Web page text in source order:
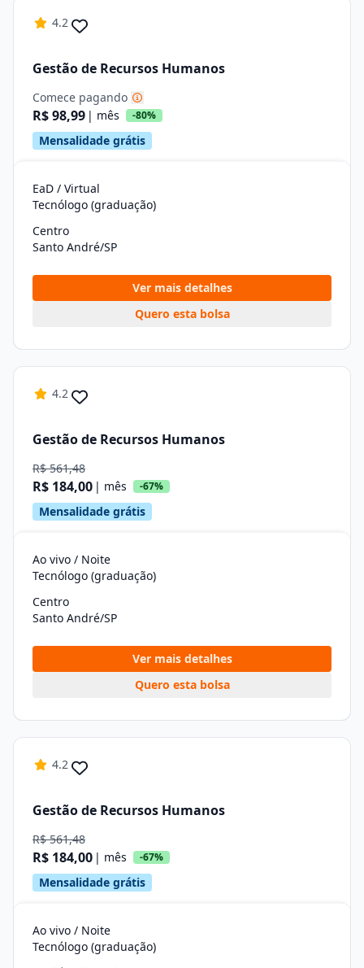
4.2
Gestão de Recursos Humanos
Comece pagando
R$ 98,99 | mês -80%
Mensalidade grátis
EaD / Virtual
Tecnólogo (graduação)
Centro
Santo André/SP
Ver mais detalhes
Quero esta bolsa
4.2
Gestão de Recursos Humanos
R$ 561,48
R$ 184,00 | mês -67%
Mensalidade grátis
Ao vivo / Noite
Tecnólogo (graduação)
Centro
Santo André/SP
Ver mais detalhes
Quero esta bolsa
4.2
Gestão de Recursos Humanos
R$ 561,48
R$ 184,00 | mês -67%
Mensalidade grátis
Ao vivo / Noite
Tecnólogo (graduação)